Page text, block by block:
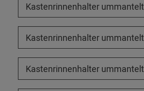
Kastenrinnenhalter ummantelt
Kastenrinnenhalter ummantelt
Kastenrinnenhalter ummantelt